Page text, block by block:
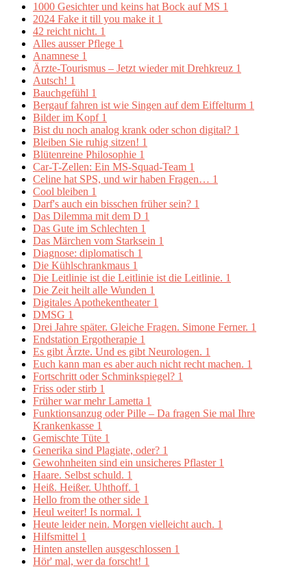
1000 Gesichter und keins hat Bock auf MS 1
2024 Fake it till you make it 1
42 reicht nicht. 1
Alles ausser Pflege 1
Anamnese 1
Ärzte-Tourismus – Jetzt wieder mit Drehkreuz 1
Autsch! 1
Bauchgefühl 1
Bergauf fahren ist wie Singen auf dem Eiffelturm 1
Bilder im Kopf 1
Bist du noch analog krank oder schon digital? 1
Bleiben Sie ruhig sitzen! 1
Blütenreine Philosophie 1
Car-T-Zellen: Ein MS-Squad-Team 1
Celine hat SPS, und wir haben Fragen… 1
Cool bleiben 1
Darf's auch ein bisschen früher sein? 1
Das Dilemma mit dem D 1
Das Gute im Schlechten 1
Das Märchen vom Starksein 1
Diagnose: diplomatisch 1
Die Kühlschrankmaus 1
Die Leitlinie ist die Leitlinie ist die Leitlinie. 1
Die Zeit heilt alle Wunden 1
Digitales Apothekentheater 1
DMSG 1
Drei Jahre später. Gleiche Fragen. Simone Ferner. 1
Endstation Ergotherapie 1
Es gibt Ärzte. Und es gibt Neurologen. 1
Euch kann man es aber auch nicht recht machen. 1
Fortschritt oder Schminkspiegel? 1
Friss oder stirb 1
Früher war mehr Lametta 1
Funktionsanzug oder Pille – Da fragen Sie mal Ihre
Krankenkasse 1
Gemischte Tüte 1
Generika sind Plagiate, oder? 1
Gewohnheiten sind ein unsicheres Pflaster 1
Haare. Selbst schuld. 1
Heiß. Heißer. Uhthoff. 1
Hello from the other side 1
Heul weiter! Is normal. 1
Heute leider nein. Morgen vielleicht auch. 1
Hilfsmittel 1
Hinten anstellen ausgeschlossen 1
Hör' mal, wer da forscht! 1